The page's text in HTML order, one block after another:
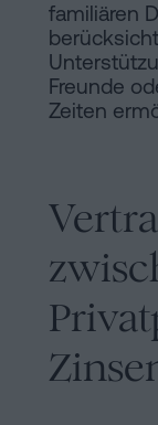
familiären
Freunde
Zeiten